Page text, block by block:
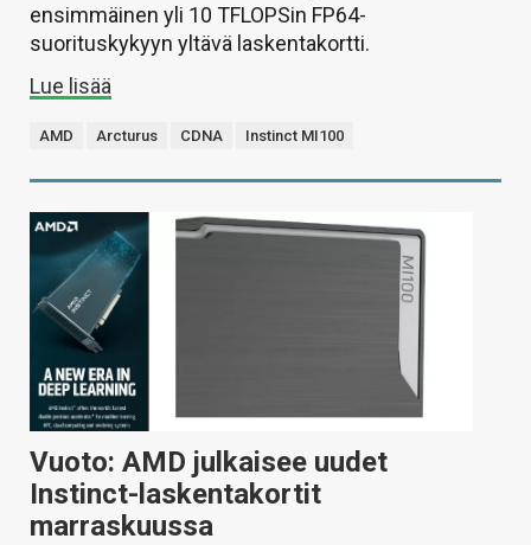
ensimmäinen yli 10 TFLOPSin FP64-
suorituskykyyn yltävä laskentakortti.
Lue lisää
AMD Arcturus CDNA Instinct MI100
Vuoto: AMD julkaisee uudet
Instinct-laskentakortit
marraskuussa